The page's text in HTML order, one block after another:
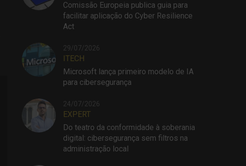
Comissão Europeia publica guia para
facilitar aplicação do Cyber Resilience
Act
29/07/2026
ITECH
Microsoft lança primeiro modelo de IA
para cibersegurança
24/07/2026
EXPERT
Do teatro da conformidade à soberania
digital: cibersegurança sem filtros na
administração local